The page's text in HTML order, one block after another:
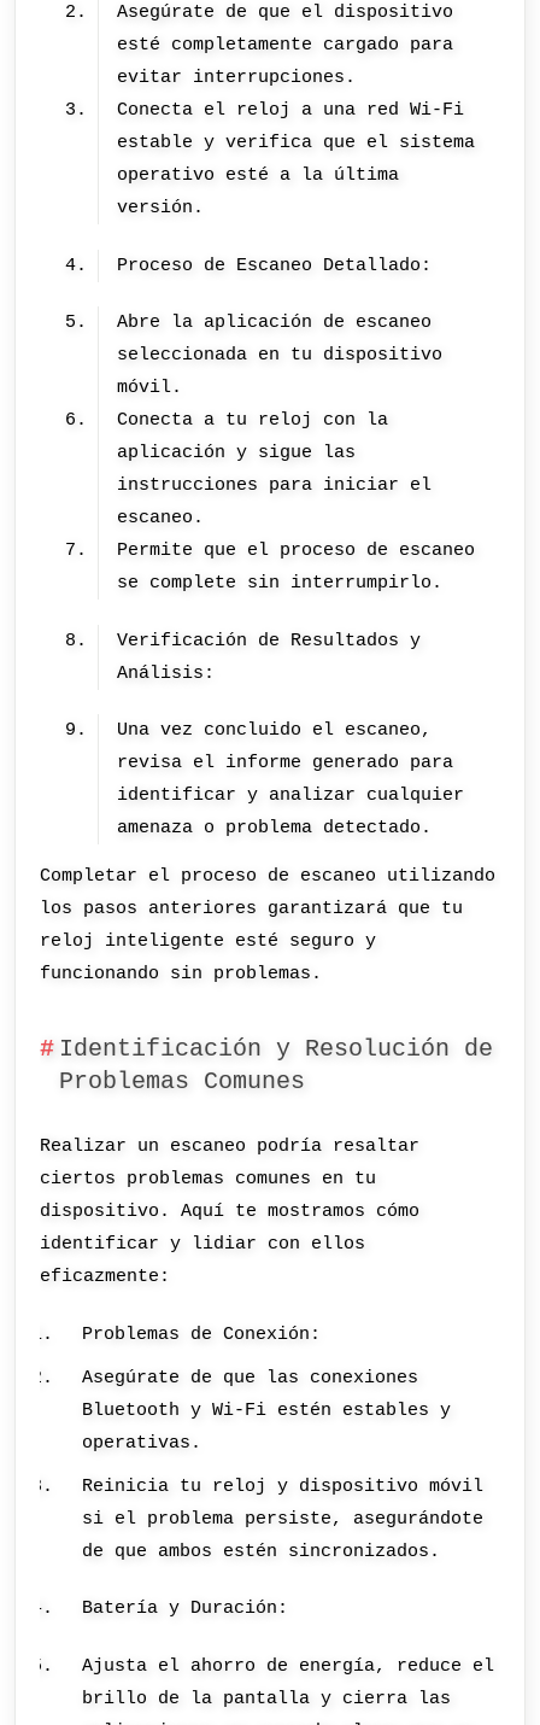
Asegúrate de que el dispositivo
esté completamente cargado para
evitar interrupciones.
Conecta el reloj a una red Wi-Fi
estable y verifica que el sistema
operativo esté a la última
versión.
Proceso de Escaneo Detallado:
Abre la aplicación de escaneo
seleccionada en tu dispositivo
móvil.
Conecta a tu reloj con la
aplicación y sigue las
instrucciones para iniciar el
escaneo.
Permite que el proceso de escaneo
se complete sin interrumpirlo.
Verificación de Resultados y
Análisis:
Una vez concluido el escaneo,
revisa el informe generado para
identificar y analizar cualquier
amenaza o problema detectado.
Completar el proceso de escaneo utilizando
los pasos anteriores garantizará que tu
reloj inteligente esté seguro y
funcionando sin problemas.
Identificación y Resolución de
Problemas Comunes
Realizar un escaneo podría resaltar
ciertos problemas comunes en tu
dispositivo. Aquí te mostramos cómo
identificar y lidiar con ellos
eficazmente:
Problemas de Conexión:
Asegúrate de que las conexiones
Bluetooth y Wi-Fi estén estables y
operativas.
Reinicia tu reloj y dispositivo móvil
si el problema persiste, asegurándote
de que ambos estén sincronizados.
Batería y Duración:
Ajusta el ahorro de energía, reduce el
brillo de la pantalla y cierra las